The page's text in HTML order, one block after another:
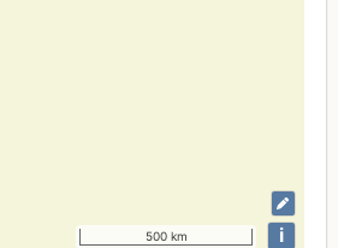
500 km i